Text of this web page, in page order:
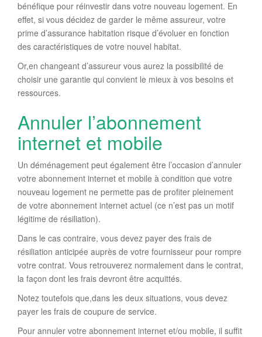
bénéfique pour réinvestir dans votre nouveau logement. En
effet, si vous décidez de garder le même assureur, votre
prime d’assurance habitation risque d’évoluer en fonction
des caractéristiques de votre nouvel habitat.
Or,en changeant d’assureur vous aurez la possibilité de
choisir une garantie qui convient le mieux à vos besoins et
ressources.
Annuler l’abonnement
internet et mobile
Un déménagement peut également être l’occasion d’annuler
votre abonnement internet et mobile à condition que votre
nouveau logement ne permette pas de profiter pleinement
de votre abonnement internet actuel (ce n’est pas un motif
légitime de résiliation).
Dans le cas contraire, vous devez payer des frais de
résiliation anticipée auprès de votre fournisseur pour rompre
votre contrat. Vous retrouverez normalement dans le contrat,
la façon dont les frais devront être acquittés.
Notez toutefois que,dans les deux situations, vous devez
payer les frais de coupure de service.
Pour annuler votre abonnement internet et/ou mobile, il suffit